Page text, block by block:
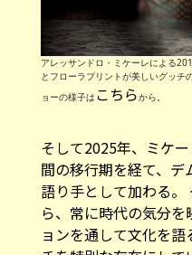
アレッサンドロ・ミケーレによる
とフローラプリントが美しいグッチ
ョーの様子は こちらから。
間の移行期を経て、
語り手として加わる。
ら、常に時代の気分
ョンを通して文化を
チを特別な存在にして